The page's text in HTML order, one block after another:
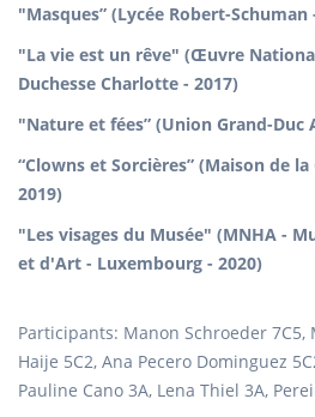
"Masques” (Lycée Robert-Schuman
"La vie est un rêve" (Œuvre
Duchesse Charlotte - 2017)
"Nature et fées” (Union Grand-Duc
“Clowns et Sorcières” (Maison de
2019)
"Les visages du Musée" (MNHA -
et d'Art - Luxembourg - 2020)
Participants: Manon Schroeder 7C5,
Haije 5C2, Ana Pecero Dominguez
Pauline Cano 3A, Lena Thiel 3A,